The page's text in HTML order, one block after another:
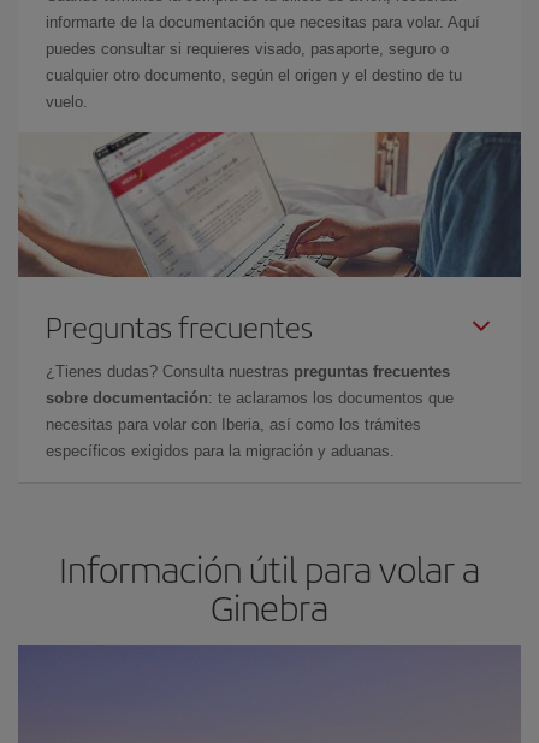
informarte de la documentación que necesitas para volar. Aquí
puedes consultar si requieres visado, pasaporte, seguro o
cualquier otro documento, según el origen y el destino de tu
vuelo.
Preguntas frecuentes
¿Tienes dudas? Consulta nuestras preguntas frecuentes
sobre documentación: te aclaramos los documentos que
necesitas para volar con Iberia, así como los trámites
específicos exigidos para la migración y aduanas.
Información útil para volar a
Ginebra